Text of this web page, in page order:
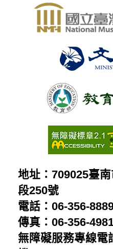
地址：709025臺
段250號
電話：06-356-
傳真：06-356-
無障礙服務專線電